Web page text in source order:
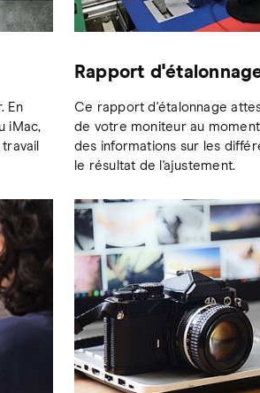
En
iMac,
Rapport
Ce rapport d'étalonnage
de votre moniteur au
des informations sur les
le résultat de l'ajustement.